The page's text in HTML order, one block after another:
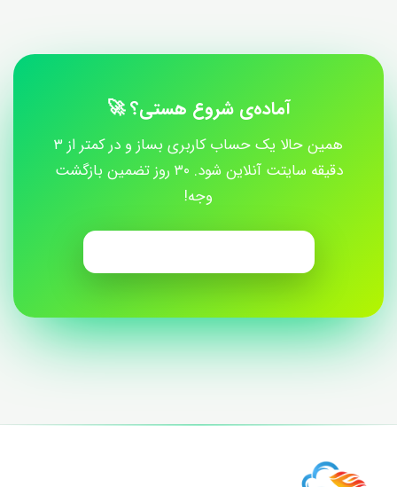
آماده‌ی شروع هستی؟ 🚀
همین حالا یک حساب کاربری بساز و در کمتر از ۳
دقیقه سایتت آنلاین شود. ۳۰ روز تضمین بازگشت
وجه!